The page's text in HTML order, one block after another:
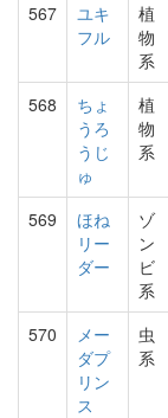
567
ユキ
フル
植
物
系
568
ちょ
うろ
うじ
ゅ
植
物
系
569
ほね
リー
ダー
ゾ
ン
ビ
系
570
メー
ダプ
リン
ス
虫
系